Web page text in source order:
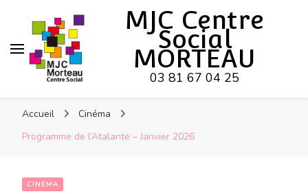
MJC Centre
Social
MORTEAU
03 81 67 04 25
Accueil
Cinéma
Programme de l’Atalante – Janvier 2026
CINÉMA